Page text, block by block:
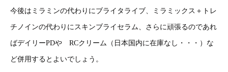
今後はミラミンの代わりにブライタライブ、ミラミックス＋トレ
チノインの代わりにスキンブライセラム、さらに頑張るのであれ
ばデイリーPDや RCクリーム（日本国内に在庫なし・・・）な
ど併用するとよいでしょう。